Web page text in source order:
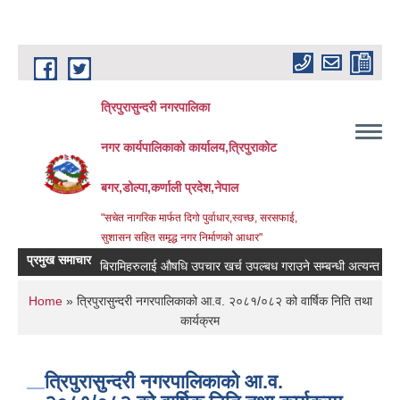
Skip to main content
त्रिपुरासुन्दरी नगरपालिका
नगर कार्यपालिकाको कार्यालय,त्रिपुराकोट
बगर,डोल्पा,कर्णाली प्रदेश,नेपाल
"सचेत नागरिक मार्फत दिगो पुर्वाधार,स्वच्छ, सरसफाई,
सुशासन सहित समृद्ध नगर निर्माणको आधार"
प्रमुख समाचारबिरामिहरुलाई ‍‌औषधि उपचार खर्च उपल्बध गराउने सम्बन्धी अत्यन्त जरुरी
You are here
Home» त्रिपुरासुन्दरी नगरपालिकाको आ.व. २०८१/०८२ को वार्षिक निति तथा
कार्यक्रम
त्रिपुरासुन्दरी नगरपालिकाको आ.व.